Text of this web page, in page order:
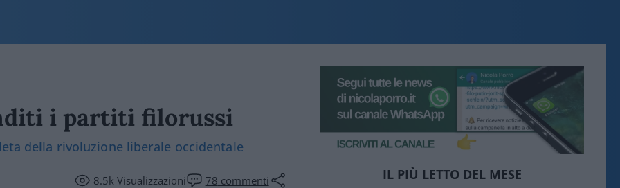
i partiti filorussi
della rivoluzione liberale occidentale
8.5kVisualizzazioni 78 commenti IL PIÙ LETTO DEL MESE